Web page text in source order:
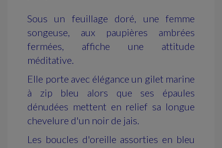
Sous un feuillage doré, une femme
songeuse, aux paupières ambrées
fermées, affiche une attitude
méditative.
Elle porte avec élégance un gilet marine
à zip bleu alors que ses épaules
dénudées mettent en relief sa longue
chevelure d'un noir de jais.
Les boucles d'oreille assorties en bleu